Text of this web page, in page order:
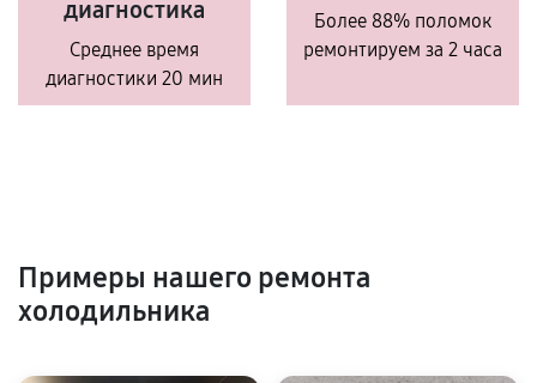
диагностика
Среднее время
диагностики 20 мин
Более 88% поломок
ремонтируем за 2 часа
Примеры нашего ремонта
холодильника